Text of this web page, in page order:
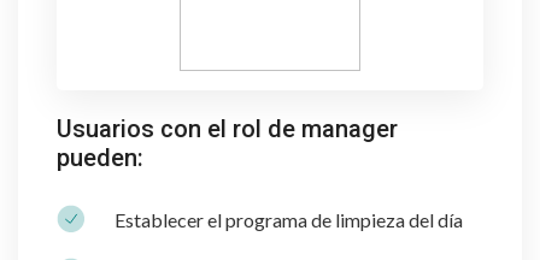
Usuarios con el rol de manager
pueden:
Establecer el programa de limpieza del día